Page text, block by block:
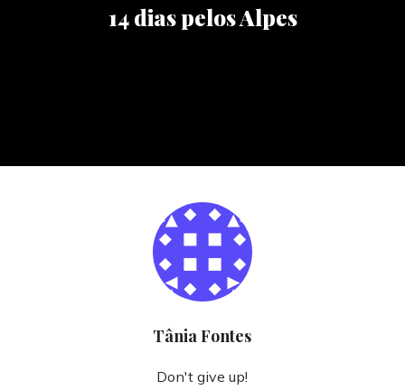
14 dias pelos Alpes
Tânia Fontes
Don't give up!